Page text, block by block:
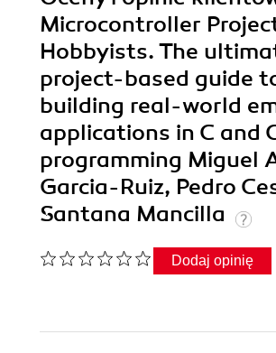
Microcontroller
Hobbyists. The
project-based guide
building real-world
applications in C and
programming Miguel
Garcia-Ruiz, Pedro
Santana Mancilla
Dodaj opinię